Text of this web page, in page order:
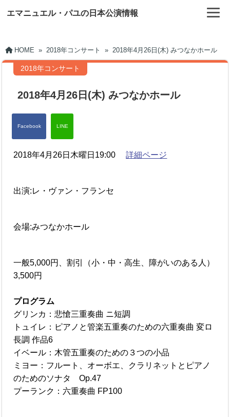
エマニュエル・パユの日本公演情報
HOME » 2018年コンサート » 2018年4月26日(木) みつなかホール
2018年コンサート
2018年4月26日(木) みつなかホール
2018年4月26日木曜日19:00詳細ページ
出演:レ・ヴァン・フランセ
会場:みつなかホール
一般5,000円、割引（小・中・高生、障がいのある人）
3,500円
プログラム
グリンカ：悲愴三重奏曲 ニ短調
トュイレ：ピアノと管楽五重奏のための六重奏曲 変ロ
長調 作品6
イベール：木管五重奏のための３つの小品
ミヨー：フルート、オーボエ、クラリネットとピアノ
のためのソナタ Op.47
プーランク：六重奏曲 FP100